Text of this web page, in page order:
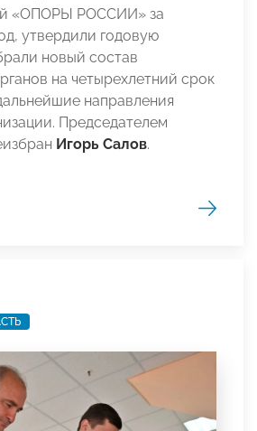
«ОПОРЫ РОССИИ» за
утвердили годовую
новый состав
на четырехлетний срок
направления
Председателем
Игорь Салов.